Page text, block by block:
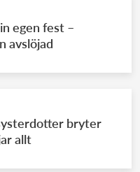
egen fest –
avslöjad
bryter
allt